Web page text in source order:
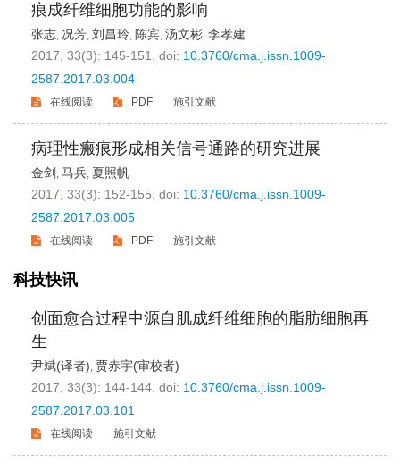
痕成纤维细胞功能的影响
张志, 况芳, 刘昌玲, 陈宾, 汤文彬, 李孝建
2017, 33(3): 145-151. doi: 10.3760/cma.j.issn.1009-
2587.2017.03.004
在线阅读 PDF 施引文献
病理性瘢痕形成相关信号通路的研究进展
金剑 , 马兵, 夏照帆
2017, 33(3): 152-155. doi: 10.3760/cma.j.issn.1009-
2587.2017.03.005
在线阅读 PDF 施引文献
科技快讯
创面愈合过程中源自肌成纤维细胞的脂肪细胞再
生
尹斌(译者), 贾赤宇(审校者)
2017, 33(3): 144-144. doi: 10.3760/cma.j.issn.1009-
2587.2017.03.101
在线阅读 施引文献